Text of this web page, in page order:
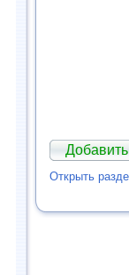
Открыть